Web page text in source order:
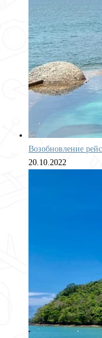
Возобновление
20.10.2022